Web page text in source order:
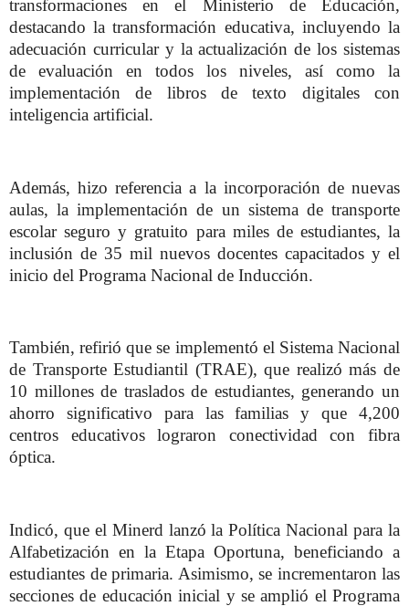
transformaciones en el Ministerio de Educación,
destacando la transformación educativa, incluyendo la
adecuación curricular y la actualización de los sistemas
de evaluación en todos los niveles, así como la
implementación de libros de texto digitales con
inteligencia artificial.
Además, hizo referencia a la incorporación de nuevas
aulas, la implementación de un sistema de transporte
escolar seguro y gratuito para miles de estudiantes, la
inclusión de 35 mil nuevos docentes capacitados y el
inicio del Programa Nacional de Inducción.
También, refirió que se implementó el Sistema Nacional
de Transporte Estudiantil (TRAE), que realizó más de
10 millones de traslados de estudiantes, generando un
ahorro significativo para las familias y que 4,200
centros educativos lograron conectividad con fibra
óptica.
Indicó, que el Minerd lanzó la Política Nacional para la
Alfabetización en la Etapa Oportuna, beneficiando a
estudiantes de primaria. Asimismo, se incrementaron las
secciones de educación inicial y se amplió el Programa